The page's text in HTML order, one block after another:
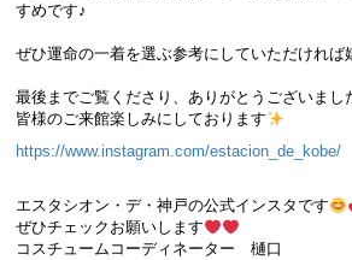
すめです♪
ぜひ運命の一着を選ぶ参考にしていただければ
最後までご覧くださり、ありがとうございまし
皆様のご来館楽しみにしております
https://www.instagram.com/estacion_de_kobe/
エスタシオン・デ・神戸の公式インスタです
ぜひチェックお願いします
コスチュームコーディネーター 樋口